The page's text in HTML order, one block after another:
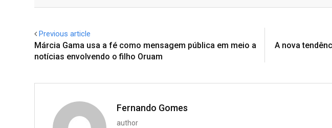
Previous article
Márcia Gama usa a fé como mensagem pública em meio a
notícias envolvendo o filho Oruam
A nova
Fernando Gomes
author